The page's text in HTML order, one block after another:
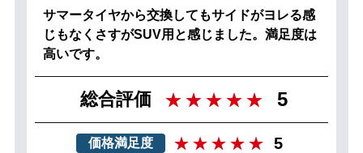
サマータイヤから交換してもサイドがヨレる感
じもなくさすがSUV用と感じました。満足度は
高いです。
総合評価 5
価格満足度 5